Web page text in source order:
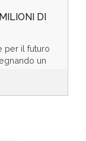
DI
per il futuro
un
...